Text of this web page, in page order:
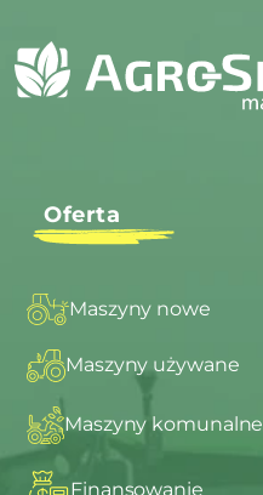
Oferta
Maszyny nowe
Maszyny używane
Maszyny komunalne
Finansowanie